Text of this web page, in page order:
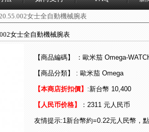
女士全自動機械腕表
女士全自動機械腕表
【商品編碼】 ：歐米茄 Omega-
【商品分類】 : 歐米茄 Omega
【本商店折扣價】 :新台幣 10,400
【人民币价格】 ：2311 元人民币
友情提示:1新台幣約=0.22元人民幣，